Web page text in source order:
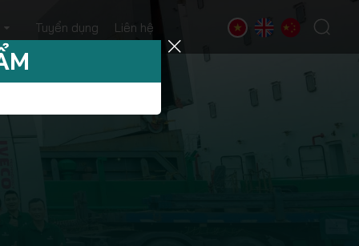
Tuyển dụng Liên hệ